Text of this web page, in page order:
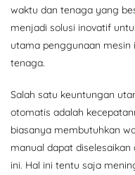
waktu dan tenaga yang
menjadi solusi inovatif
utama penggunaan mesin
tenaga.
Salah satu keuntungan
otomatis adalah
biasanya membutuhkan
manual dapat
ini. Hal ini tentu saja